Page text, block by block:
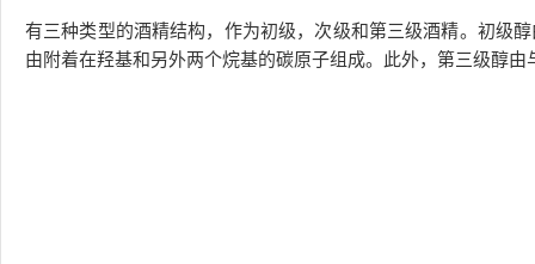
有三种类型的酒精结构，作为初级，次级和第三级酒精。初级
由附着在羟基和另外两个烷基的碳原子组成。此外，第三级醇